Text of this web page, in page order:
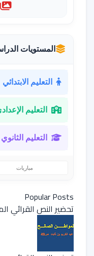
المستويات
التعليم الابتدائي
التعليم
التعليم الثانوي
مباريات
Popular Posts
تحضير النص القرائي